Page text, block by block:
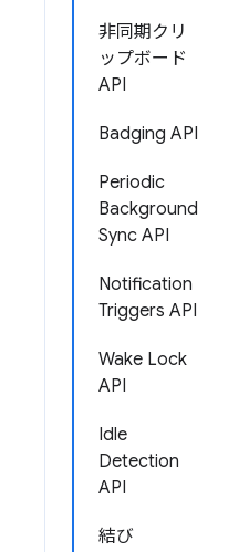
非同期クリ
ップボード
API
Badging API
Periodic
Background
Sync API
Notification
Triggers API
Wake Lock
API
Idle
Detection
API
結び